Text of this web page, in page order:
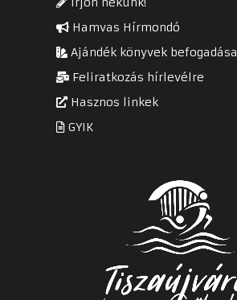
Hamvas Hírmondó
Ajándék könyvek befogadása
Feliratkozás hírlevélre
Hasznos linkek
GYIK